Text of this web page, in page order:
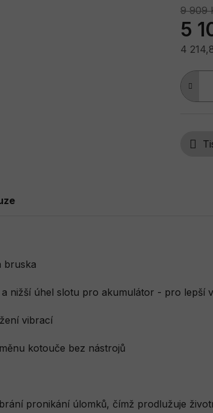
9 909
5
4
bruska
nižší úhel slotu pro akumulátor - pro lepší
vibrací
kotouče bez nástrojů
pronikání úlomků, čímž prodlužuje